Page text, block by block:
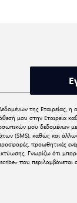
της Εταιρείας, η
μου στην Εταιρεία
μου δεδομένων
(SMS), καθώς και
προωθητικές
Γνωρίζω ότι
που περιλαμβάνεται